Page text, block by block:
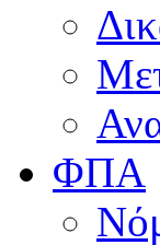
ΦΠΑ